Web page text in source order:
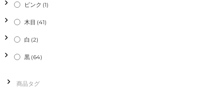
ピンク (1)
木目 (41)
白 (2)
黒 (64)